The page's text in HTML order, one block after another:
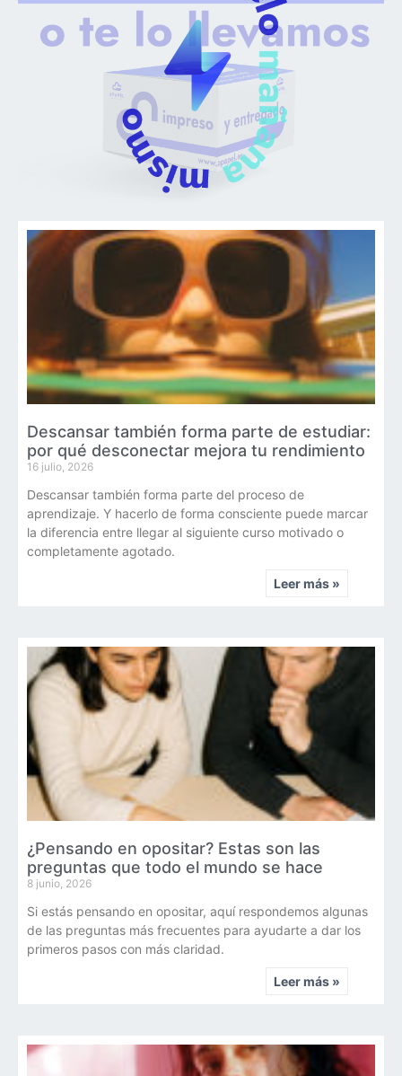
Descansar también forma parte de estudiar:
por qué desconectar mejora tu rendimiento
16 julio, 2026
Descansar también forma parte del proceso de
aprendizaje. Y hacerlo de forma consciente puede marcar
la diferencia entre llegar al siguiente curso motivado o
completamente agotado.
Leer más »
¿Pensando en opositar? Estas son las
preguntas que todo el mundo se hace
8 junio, 2026
Si estás pensando en opositar, aquí respondemos algunas
de las preguntas más frecuentes para ayudarte a dar los
primeros pasos con más claridad.
Leer más »